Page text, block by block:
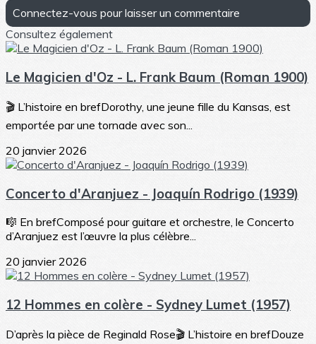
Connectez-vous pour laisser un commentaire
Consultez également
Le Magicien d'Oz - L. Frank Baum (Roman 1900)
🎬 L’histoire en brefDorothy, une jeune fille du Kansas, est
emportée par une tornade avec son...
20 janvier 2026
Concerto d'Aranjuez - Joaquín Rodrigo (1939)
🎼 En brefComposé pour guitare et orchestre, le Concerto
d’Aranjuez est l’œuvre la plus célèbre...
20 janvier 2026
12 Hommes en colère - Sydney Lumet (1957)
D’après la pièce de Reginald Rose🎬 L’histoire en brefDouze